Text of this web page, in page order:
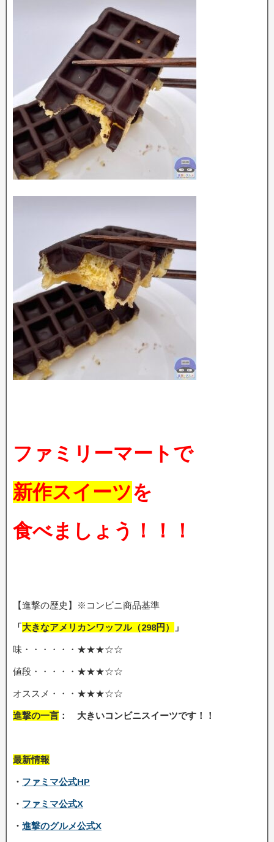
ファミリーマートで
新作スイーツを
食べましょう！！！
【進撃の歴史】※コンビニ商品基準
「大きなアメリカンワッフル （298円） 」
味・・・・・・★★★☆☆
値段・・・・・★★★☆☆
オススメ・・・★★★☆☆
進撃の一言 ： 大きいコンビニスイーツです！！
最新情報
・ ファミマ公式HP
・ ファミマ公式X
・ 進撃のグルメ公式X